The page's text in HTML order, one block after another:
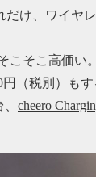
け、ワイヤ
そこ高価い
（税別）もす
cheero